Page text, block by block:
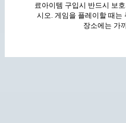
료아이템 구입시 반드시 보
시오. 게임을 플레이할 때는
장소에는 가